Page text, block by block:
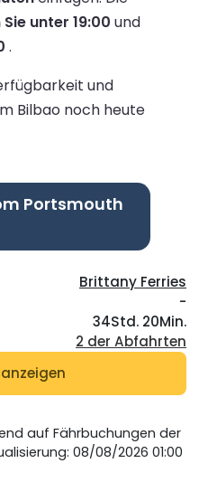
unter 19:00 und
.
und
Bilbao noch heute
Portsmouth
Brittany Ferries
-
34Std. 20Min.
2 der Abfahrten
auf Fährbuchungen der
08/08/2026 01:00